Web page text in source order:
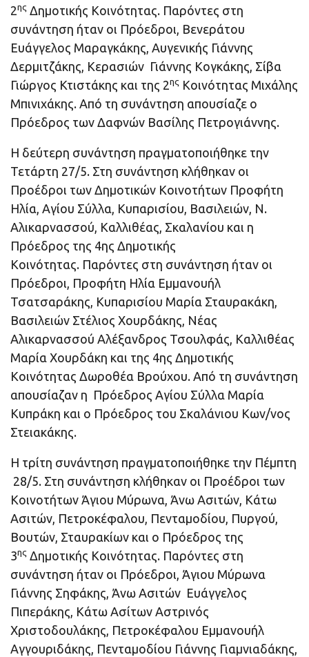
2ης Δημοτικής Κοινότητας. Παρόντες στη
συνάντηση ήταν οι Πρόεδροι, Βενεράτου
Ευάγγελος Μαραγκάκης, Αυγενικής Γιάννης
Δερμιτζάκης, Κερασιών Γιάννης Κογκάκης, Σίβα
Γιώργος Κτιστάκης και της 2ης Κοινότητας Μιχάλης
Μπινιχάκης. Από τη συνάντηση απουσίαζε ο
Πρόεδρος των Δαφνών Βασίλης Πετρογιάννης.
Η δεύτερη συνάντηση πραγματοποιήθηκε την
Τετάρτη 27/5. Στη συνάντηση κλήθηκαν οι
Προέδροι των Δημοτικών Κοινοτήτων Προφήτη
Ηλία, Αγίου Σύλλα, Κυπαρισίου, Βασιλειών, Ν.
Αλικαρνασσού, Καλλιθέας, Σκαλανίου και η
Πρόεδρος της 4ης Δημοτικής
Κοινότητας. Παρόντες στη συνάντηση ήταν οι
Πρόεδροι, Προφήτη Ηλία Εμμανουήλ
Τσατσαράκης, Κυπαρισίου Μαρία Σταυρακάκη,
Βασιλειών Στέλιος Χουρδάκης, Νέας
Αλικαρνασσού Αλέξανδρος Τσουλφάς, Καλλιθέας
Μαρία Χουρδάκη και της 4ης Δημοτικής
Κοινότητας Δωροθέα Βρούχου. Από τη συνάντηση
απουσίαζαν η Πρόεδρος Αγίου Σύλλα Μαρία
Κυπράκη και ο Πρόεδρος του Σκαλάνιου Κων/νος
Στειακάκης.
Η τρίτη συνάντηση πραγματοποιήθηκε την Πέμπτη
28/5. Στη συνάντηση κλήθηκαν οι Προέδροι των
Κοινοτήτων Άγιου Μύρωνα, Άνω Ασιτών, Κάτω
Ασιτών, Πετροκέφαλου, Πενταμοδίου, Πυργού,
Βουτών, Σταυρακίων και ο Πρόεδρος της
3ης Δημοτικής Κοινότητας. Παρόντες στη
συνάντηση ήταν οι Πρόεδροι, Άγιου Μύρωνα
Γιάννης Σηφάκης, Άνω Ασιτών Ευάγγελος
Πιπεράκης, Κάτω Ασίτων Αστρινός
Χριστοδουλάκης, Πετροκέφαλου Εμμανουήλ
Αγγουριδάκης, Πενταμοδίου Γιάννης Γιαμνιαδάκης,